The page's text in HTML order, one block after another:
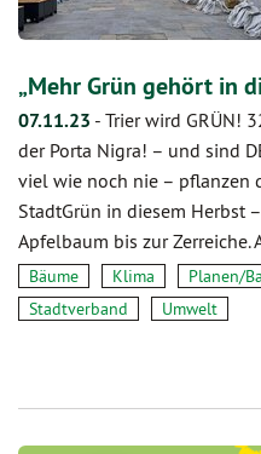
„Mehr Grün gehört in
07.11.23 - Trier wird GRÜN!
der Porta Nigra! – und sind
viel wie noch nie – pflanzen
StadtGrün in diesem Herbst
Apfelbaum bis zur
Bäume Klima Planen/
Stadtverband
Umwelt